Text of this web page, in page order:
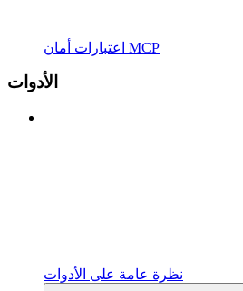
اعتبارات أمان MCP
الأدوات
نظرة عامة على الأدوات